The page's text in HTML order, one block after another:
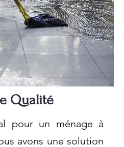
Qualité
pour un ménage à
avons une solution